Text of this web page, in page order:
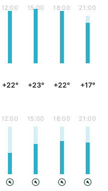
12:00
+22°
15:00
+23°
18:00
+22°
21:00
+17°
12:00 15:00 18:00 21:00